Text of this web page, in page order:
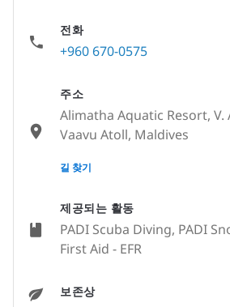
제공되는 활동
PADI Scuba Diving, PADI
First Aid - EFR
보존상
전화
+960 670-0575
주소
Alimatha Aquatic Resort, V.
Vaavu Atoll, Maldives
None
길 찾기